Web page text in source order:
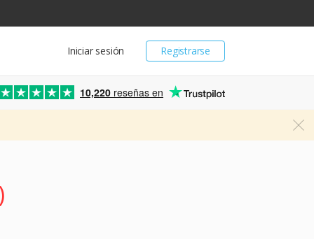
Registrarse
Iniciar sesión
10,220 reseñas en